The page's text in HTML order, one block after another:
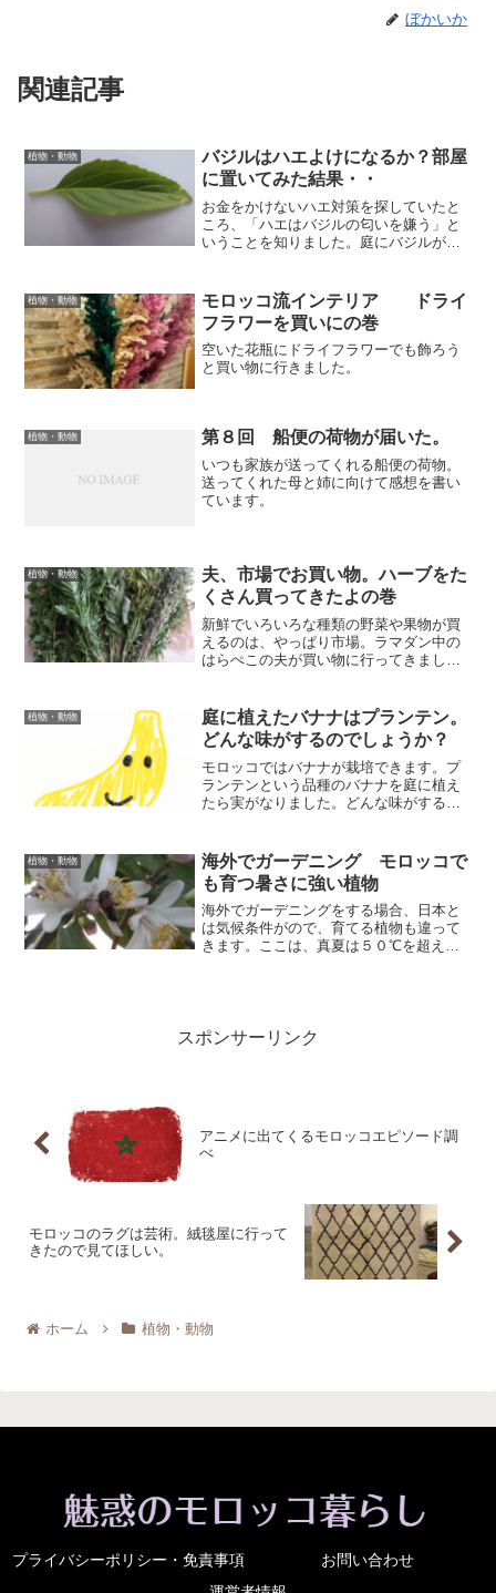
ぼかいか
関連記事
植物・動物
バジルはハエよけになるか？部屋
に置いてみた結果・・
お金をかけないハエ対策を探していたと
ころ、「ハエはバジルの匂いを嫌う」と
いうことを知りました。庭にバジルが植
しょうか？
植物・動物
モロッコ流インテリア ドライ
フラワーを買いにの巻
空いた花瓶にドライフラワーでも飾ろう
と買い物に行きました。
植物・動物 第８回 船便の荷物が届いた。
いつも家族が送ってくれる船便の荷物。
送ってくれた母と姉に向けて感想を書い
ています。
植物・動物
夫、市場でお買い物。ハーブをた
くさん買ってきたよの巻
新鮮でいろいろな種類の野菜や果物が買
えるのは、やっぱり市場。ラマダン中の
はらぺこの夫が買い物に行ってきまし
植物・動物
庭に植えたバナナはプランテン。
どんな味がするのでしょうか？
モロッコではバナナが栽培できます。プ
ランテンという品種のバナナを庭に植え
たら実がなりました。どんな味がするの
植物・動物
海外でガーデニング モロッコで
も育つ暑さに強い植物
海外でガーデニングをする場合、日本と
は気候条件がので、育てる植物も違って
きます。ここは、真夏は５０℃を超える
スポンサーリンク
アニメに出てくるモロッコエピソード調
べ
モロッコのラグは芸術。絨毯屋に行って
きたので見てほしい。
ホーム 植物・動物
プライバシーポリシー・免責事項
お問い合わせ